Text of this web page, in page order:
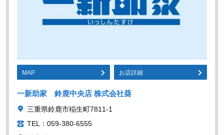
MAP お店詳細
一新助家 鈴鹿中央店 株式会社葵
三重県鈴鹿市稲生町7811-1
TEL：059-380-6555